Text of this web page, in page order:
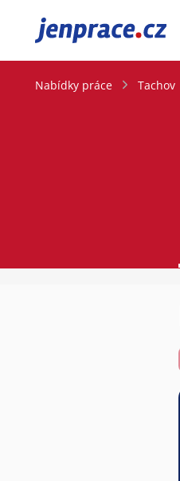
JenPráce.cz
Nabídky práce Tachov